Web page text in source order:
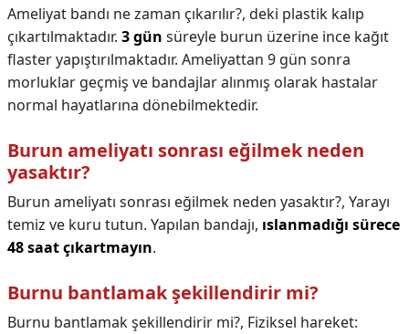
Ameliyat bandı ne zaman çıkarılır?, deki plastik kalıp
çıkartılmaktadır. 3 gün süreyle burun üzerine ince kağıt
flaster yapıştırılmaktadır. Ameliyattan 9 gün sonra
morluklar geçmiş ve bandajlar alınmış olarak hastalar
normal hayatlarına dönebilmektedir.
Burun ameliyatı sonrası eğilmek neden
yasaktır?
Burun ameliyatı sonrası eğilmek neden yasaktır?, Yarayı
temiz ve kuru tutun. Yapılan bandajı, ıslanmadığı sürece
48 saat çıkartmayın.
Burnu bantlamak şekillendirir mi?
Burnu bantlamak şekillendirir mi?, Fiziksel hareket: